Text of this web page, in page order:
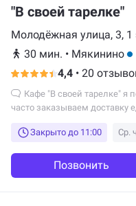
"В своей тарелке"
Молодёжная улица, 3, 1
30 мин. • Мякинино
4,4 • 20
часто заказываем доставку
Закрыто до 11:00 Ср.
Позвонить